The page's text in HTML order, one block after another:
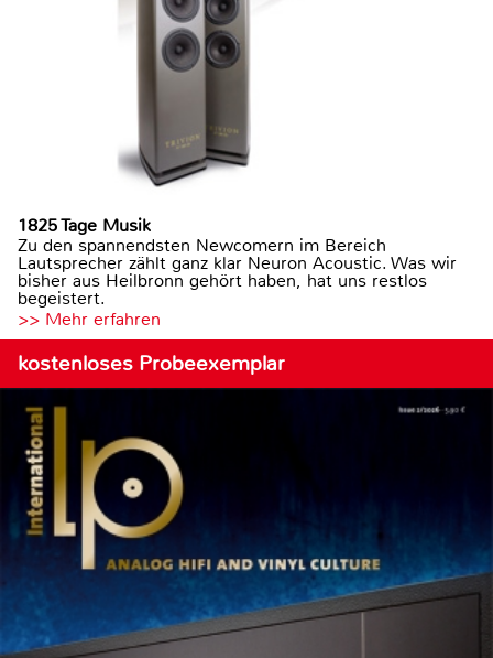
1825 Tage Musik
Zu den spannendsten Newcomern im Bereich
Lautsprecher zählt ganz klar Neuron Acoustic. Was wir
bisher aus Heilbronn gehört haben, hat uns restlos
begeistert.
>> Mehr erfahren
kostenloses Probeexemplar